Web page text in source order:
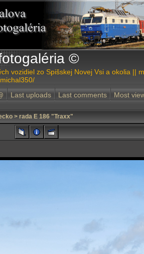
©
vozidiel zo Spišskej Novej Vsi a okolia ||
Last uploads Last comments Most
> rada E 186 "Traxx"